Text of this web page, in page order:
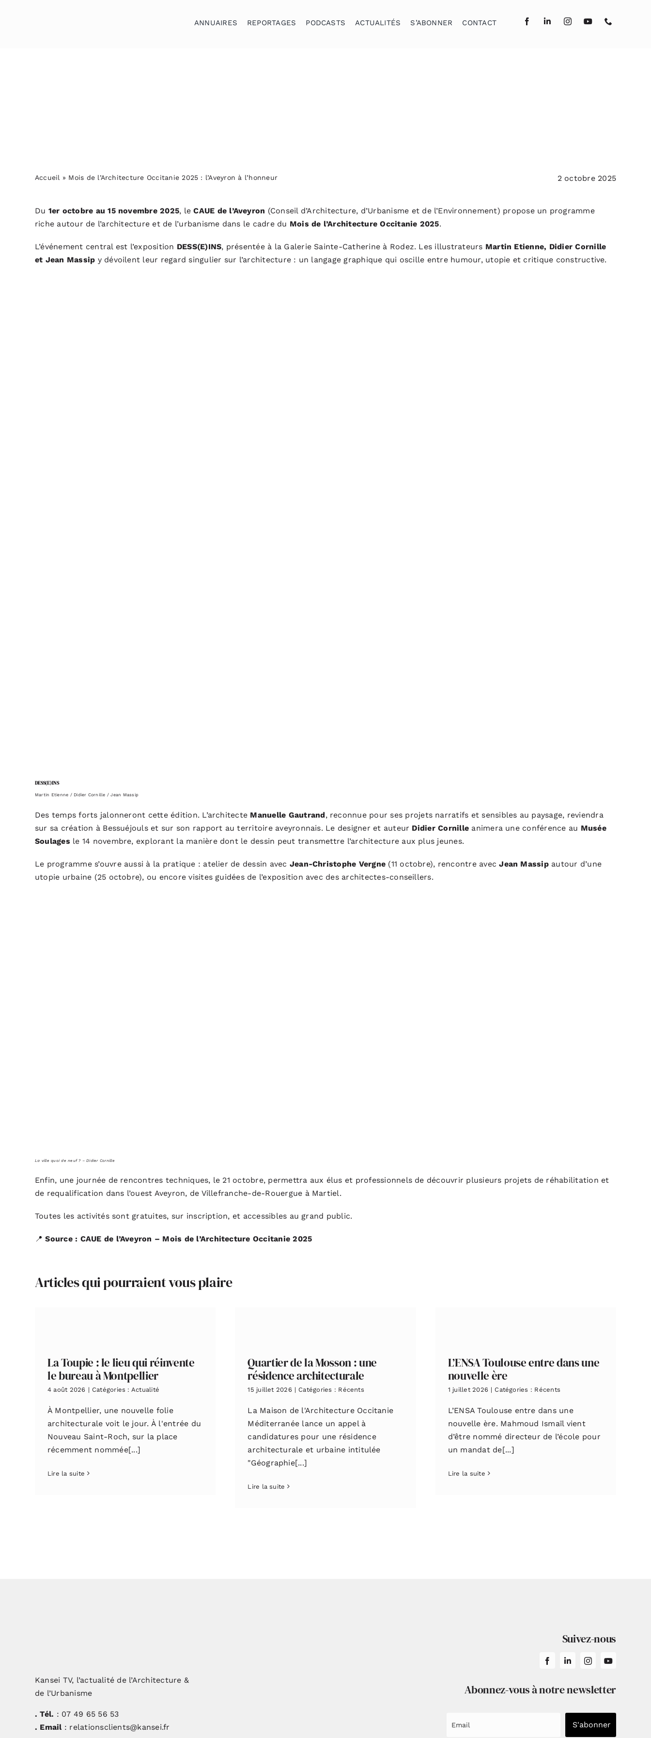
ANNUAIRES REPORTAGES PODCASTS ACTUALITÉS S’ABONNER CONTACT
Accueil » Mois de l’Architecture Occitanie 2025 : l’Aveyron à l’honneur 2 octobre 2025
Du 1er octobre au 15 novembre 2025, leCAUE de l’Aveyron (Conseil d’Architecture, d’Urbanisme et de l’Environnement) propose un programme
riche autour de l’architecture et de l’urbanisme dans le cadre du Mois de l’Architecture Occitanie 2025.
L’événement central est l’exposition DESS(E)INS, présentée à la Galerie Sainte-Catherine à Rodez. Les illustrateurs Martin Etienne, Didier Cornille
et Jean Massip y dévoilent leur regard singulier sur l’architecture : un langage graphique qui oscille entre humour, utopie et critique constructive.
DESS(E)INS
Martin Etienne / Didier Cornille / Jean Massip
Des temps forts jalonneront cette édition. L’architecte Manuelle Gautrand, reconnue pour ses projets narratifs et sensibles au paysage, reviendra
sur sa création à Bessuéjouls et sur son rapport au territoire aveyronnais. Le designer et auteur Didier Cornille animera une conférence au Musée
Soulages le 14 novembre, explorant la manière dont le dessin peut transmettre l’architecture aux plus jeunes.
Le programme s’ouvre aussi à la pratique : atelier de dessin avec Jean-Christophe Vergne (11 octobre), rencontre avecJean Massipautour d’une
utopie urbaine (25 octobre), ou encore visites guidées de l’exposition avec des architectes-conseillers.
La ville quoi de neuf ? – Didier Cornille
Enfin, une journée de rencontres techniques, le 21 octobre, permettra aux élus et professionnels de découvrir plusieurs projets de réhabilitation et
de requalification dans l’ouest Aveyron, de Villefranche-de-Rouergue à Martiel.
Toutes les activités sont gratuites, sur inscription, et accessibles au grand public.
📍Source : CAUE de l’Aveyron – Mois de l’Architecture Occitanie 2025
Articles qui pourraient vous plaire
La Toupie : le lieu qui réinvente
le bureau à Montpellier
4 août 2026 | Catégories : Actualité
À Montpellier, une nouvelle folie
architecturale voit le jour. À l'entrée du
Nouveau Saint-Roch, sur la place
récemment nommée[...]
Lire la suite
Quartier de la Mosson : une
résidence architecturale
15 juillet 2026 | Catégories : Récents
La Maison de l'Architecture Occitanie
Méditerranée lance un appel à
candidatures pour une résidence
architecturale et urbaine intitulée
"Géographie[...]
Lire la suite
L’ENSA Toulouse entre dans une
nouvelle ère
1 juillet 2026 | Catégories : Récents
L’ENSA Toulouse entre dans une
nouvelle ère. Mahmoud Ismaïl vient
d’être nommé directeur de l’école pour
un mandat de[...]
Lire la suite
Kansei TV, l’actualité de l’Architecture &
de l’Urbanisme
. Tél. : 07 49 65 56 53
. Email: relationsclients@kansei.fr
Suivez-nous
Abonnez-vous à notre newsletter
S'abonner